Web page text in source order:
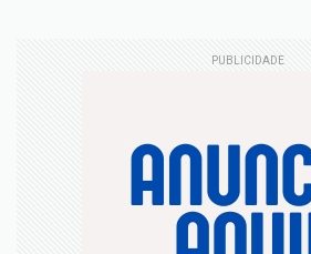
PUBLICIDADE